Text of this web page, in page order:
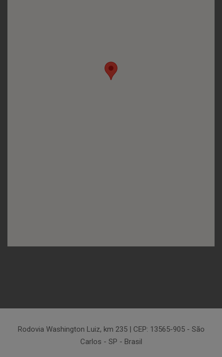
Rodovia Washington Luiz, km 235 | CEP: 13565-905 - São
Carlos - SP - Brasil